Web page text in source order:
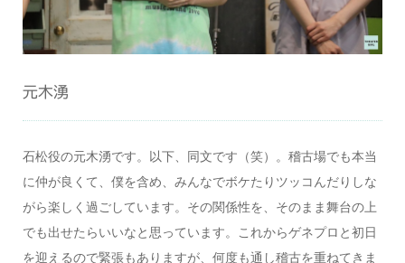
元木湧
石松役の元木湧です。以下、同文です（笑）。稽古場でも本当
に仲が良くて、僕を含め、みんなでボケたりツッコんだりしな
がら楽しく過ごしています。その関係性を、そのまま舞台の上
でも出せたらいいなと思っています。これからゲネプロと初日
を迎えるので緊張もありますが、何度も通し稽古を重ねてきま